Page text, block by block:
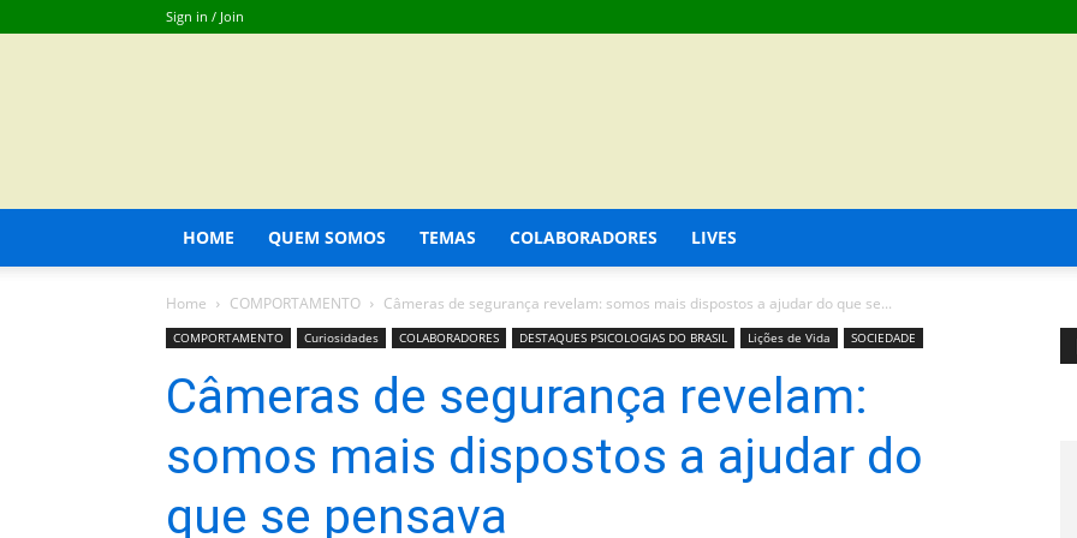
Sign in / Join
HOME QUEM SOMOS TEMAS COLABORADORES LIVES
Home COMPORTAMENTO Câmeras de segurança revelam: somos mais dispostos a ajudar do que se...
COMPORTAMENTO Curiosidades COLABORADORES DESTAQUES PSICOLOGIAS DO BRASIL Lições de Vida SOCIEDADE
Câmeras de segurança revelam:
somos mais dispostos a ajudar do
que se pensava